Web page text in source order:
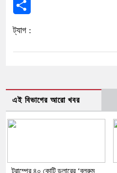
X
ট্যাগ :
এই বিভাগের আরো খবর
ট্রাম্পের ৪০ কোটি ডলারের ‘বলরুম